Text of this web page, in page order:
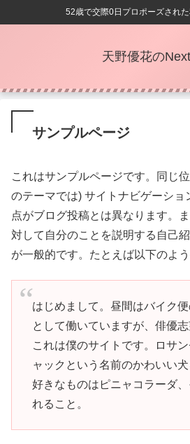
52歳で交際0日プロポーズされ
天野優花の
サンプルページ
これはサンプルページです。同じ
のテーマでは) サイトナビゲーショ
点がブログ投稿とは異なります。
対して自分のことを説明する自己
が一般的です。たとえば以下のよう
はじめまして。昼間はバイク
として働いていますが、俳優志
これは僕のサイトです。ロサ
ャックという名前のかわいい犬
好きなものはピニャコラーダ
れること。